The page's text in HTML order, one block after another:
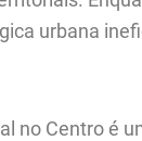
urbana
no Centro é